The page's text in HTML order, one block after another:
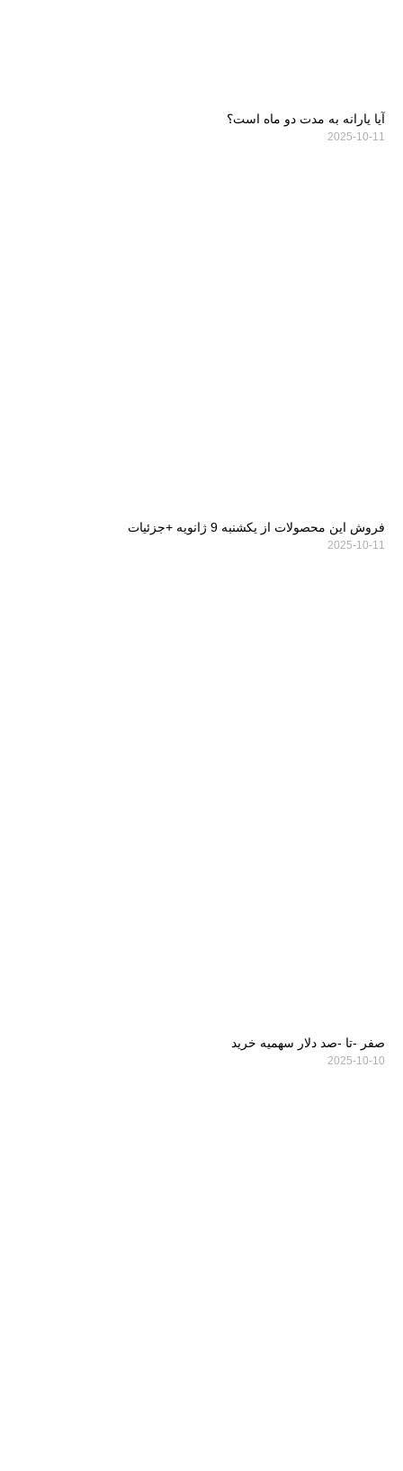
آیا یارانه به مدت دو ماه است؟
2025-10-11
فروش این محصولات از یکشنبه 9 ژانویه +جزئیات
2025-10-11
صفر -تا -صد دلار سهمیه خرید
2025-10-10